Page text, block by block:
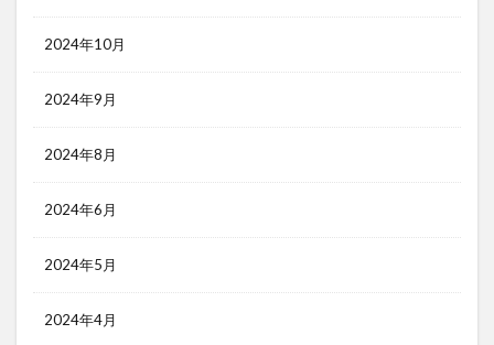
2024年10月
2024年9月
2024年8月
2024年6月
2024年5月
2024年4月